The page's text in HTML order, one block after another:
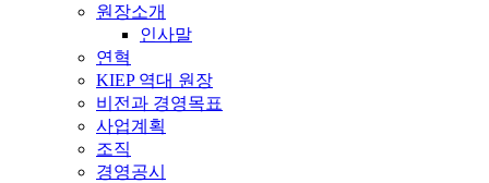
원장소개
인사말
연혁
KIEP 역대 원장
비전과 경영목표
사업계획
조직
경영공시